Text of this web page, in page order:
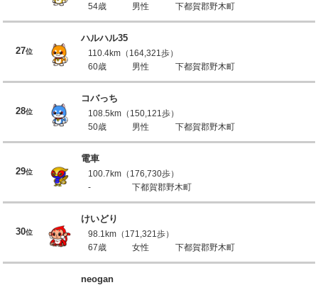
54歳
男性 下都賀郡野木町
27位
ハルハル35
110.4km（164,321歩）
60歳
男性 下都賀郡野木町
28位
コバっち
108.5km（150,121歩）
50歳
男性 下都賀郡野木町
29位
電車
100.7km（176,730歩）
-
下都賀郡野木町
30位
けいどり
98.1km（171,321歩）
67歳
女性 下都賀郡野木町
neogan